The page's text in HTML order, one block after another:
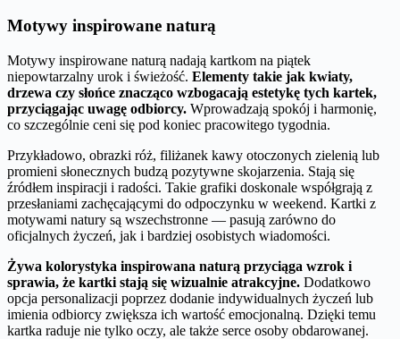
Motywy inspirowane naturą
Motywy inspirowane naturą nadają kartkom na piątek
niepowtarzalny urok i świeżość. Elementy takie jak kwiaty,
drzewa czy słońce znacząco wzbogacają estetykę tych kartek,
przyciągając uwagę odbiorcy. Wprowadzają spokój i harmonię,
co szczególnie ceni się pod koniec pracowitego tygodnia.
Przykładowo, obrazki róż, filiżanek kawy otoczonych zielenią lub
promieni słonecznych budzą pozytywne skojarzenia. Stają się
źródłem inspiracji i radości. Takie grafiki doskonale współgrają z
przesłaniami zachęcającymi do odpoczynku w weekend. Kartki z
motywami natury są wszechstronne — pasują zarówno do
oficjalnych życzeń, jak i bardziej osobistych wiadomości.
Żywa kolorystyka inspirowana naturą przyciąga wzrok i
sprawia, że kartki stają się wizualnie atrakcyjne. Dodatkowo
opcja personalizacji poprzez dodanie indywidualnych życzeń lub
imienia odbiorcy zwiększa ich wartość emocjonalną. Dzięki temu
kartka raduje nie tylko oczy, ale także serce osoby obdarowanej.